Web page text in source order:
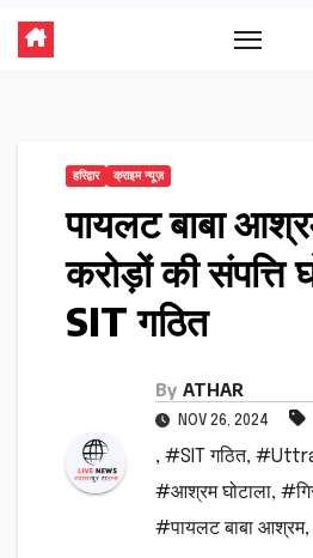
हरिद्वार क्राइम न्यूज़
पायलट बाबा
करोड़ों की संपत्ति
SIT गठित
By ATHAR
NOV 26, 2024
, #SIT गठित,
#आश्रम घोटाला,
#पायलट बाबा आश्रम,